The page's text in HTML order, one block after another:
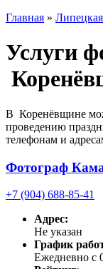
Главная »
Услуги
В Коренёвщине
проведению
телефонам и
Фотограф
+7 (904) 688-85-41
Адрес:
Не указан
График
Ежедневно с